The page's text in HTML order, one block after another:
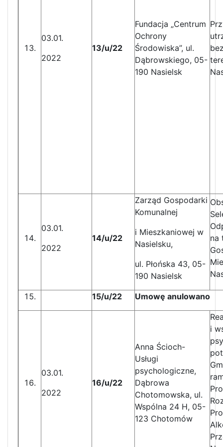
03.01.
2022
13/u/22
Fundacja „Centrum
Ochrony
Środowiska”, ul.
Dąbrowskiego, 05-
190 Nasielsk
03.01.
2022
14/u/22
Zarząd Gospodarki
Komunalnej
i Mieszkaniowej w
Nasielsku,
ul. Płońska 43, 05-
190 Nasielsk
na
15/u/22 Umowę anulowano
03.01.
2022
16/u/22
Anna Ścioch-
Usługi
psychologiczne,
Dąbrowa
Chotomowska, ul.
Wspólna 24 H, 05-
123 Chotomów
i